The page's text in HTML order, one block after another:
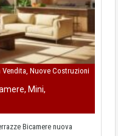
Vendita, Nuove Costruzioni
Mini,
Bicamere nuova